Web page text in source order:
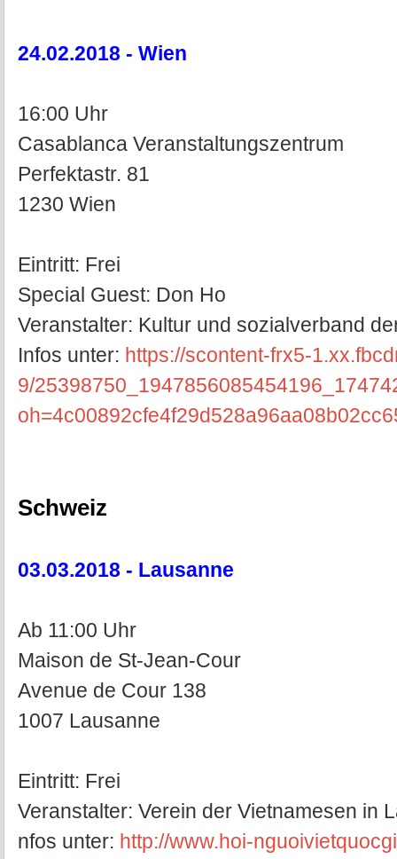
24.02.2018 - Wien
16:00 Uhr
Casablanca Veranstaltungszentrum
Perfektastr. 81
1230 Wien
Eintritt: Frei
Special Guest: Don Ho
Veranstalter: Kultur und sozialverband
Infos unter: https://scontent-frx5-
9/
Schweiz
03.03.2018 - Lausanne
Ab 11:00 Uhr
Maison de St-Jean-Cour
Avenue de Cour 138
1007 Lausanne
Eintritt: Frei
Veranstalter: Verein der Vietnamesen in
nfos unter: http://www.hoi-